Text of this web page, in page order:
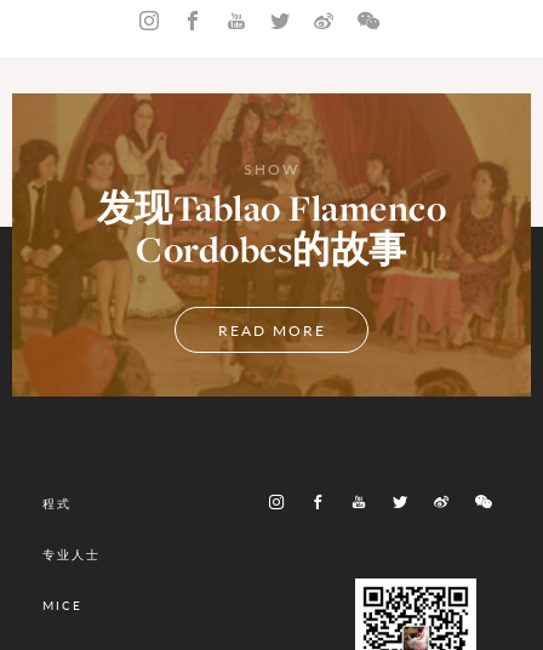
SHOW
发现Tablao Flamenco
Cordobes的故事
READ MORE
程式
专业人士
MICE